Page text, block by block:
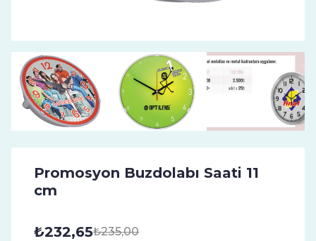
Promosyon Buzdolabı Saati 11
cm
₺232,65₺235,00